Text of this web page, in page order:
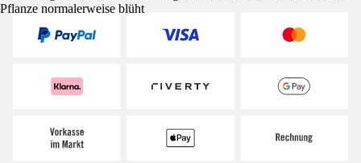
Pflanze normalerweise blüht